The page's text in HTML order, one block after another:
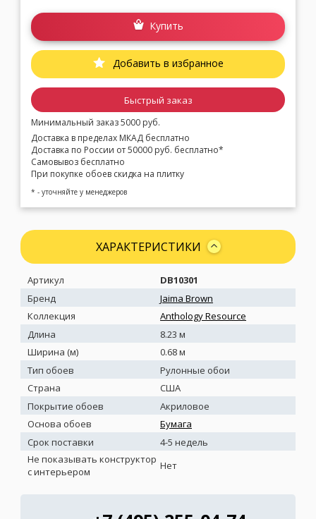
Купить
Добавить в избранное
Быстрый заказ
Минимальный заказ 5000 руб.
Доставка в пределах МКАД бесплатно
Доставка по России от 50000 руб. бесплатно*
Самовывоз бесплатно
При покупке обоев скидка на плитку
* - уточняйте у менеджеров
ХАРАКТЕРИСТИКИ
Артикул
DB10301
Бренд
Jaima Brown
Коллекция
Anthology Resource
Длина
8.23 м
Ширина (м)
0.68 м
Тип обоев
Рулонные обои
Страна
США
Покрытие обоев
Акриловое
Основа обоев
Бумага
Срок поставки
4-5 недель
Не показывать конструктор
с интерьером
Нет